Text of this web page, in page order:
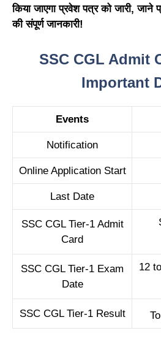
किया जाएगा प्रवेश पत्र को जारी,
की संपूर्ण जानकारी!
SSC CGL Admit
Important
Events
Notification
Online Application Start
Last Date
SSC CGL Tier-1 Admit
Card
SSC CGL Tier-1 Exam
Date
12
SSC CGL Tier-1 Result